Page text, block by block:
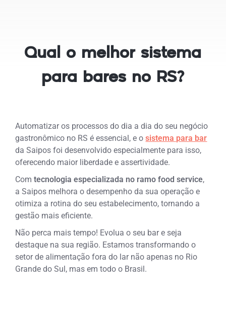
Qual o melhor sistema
para bares no RS?
Automatizar os processos do dia a dia do seu negócio
gastronômico no RS é essencial, e osistema para bar
da Saipos foi desenvolvido especialmente para isso,
oferecendo maior liberdade e assertividade.
Com tecnologia especializada no ramo food service,
a Saipos melhora o desempenho da sua operação e
otimiza a rotina do seu estabelecimento, tornando a
gestão mais eficiente.
Não perca mais tempo! Evolua o seu bar e seja
destaque na sua região. Estamos transformando o
setor de alimentação fora do lar não apenas no Rio
Grande do Sul, mas em todo o Brasil.